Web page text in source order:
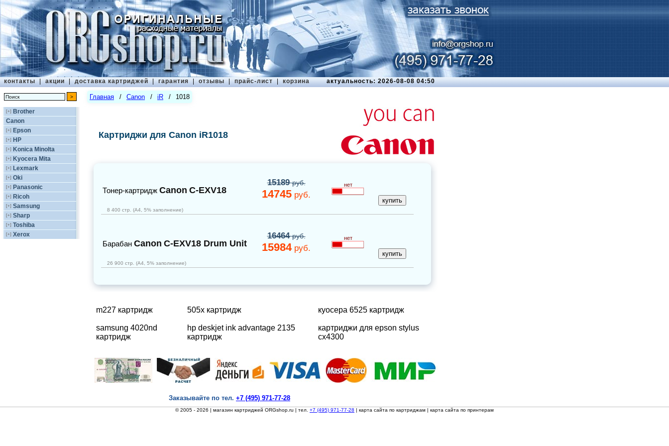
контакты | акции | доставка картриджей | гарантия | отзывы | прайс-лист | корзина актуальность: 2026-08-08 04:50
[+] Brother
Canon
[+] Epson
[+] HP
[+] Konica Minolta
[+] Kyocera Mita
[+] Lexmark
[+] Oki
[+] Panasonic
[+] Ricoh
[+] Samsung
[+] Sharp
[+] Toshiba
[+] Xerox
Главная / Canon / iR / 1018
Картриджи для Canon iR1018
Тонер-картридж Canon C-EXV18
15189руб.
14745 руб.
нет
8 400 стр. (А4, 5% заполнение)
Барабан Canon C-EXV18 Drum Unit
16464руб.
15984руб.
нет
26 900 стр. (А4, 5% заполнение)
m227 картридж 505х картридж куосера 6525 картридж
samsung 4020nd
картридж
hp deskjet ink advantage 2135
картридж
картриджи для epson stylus
cx4300
Заказывайте по тел. +7 (495) 971-77-28
© 2005 - 2026 | магазин картриджей ORGshop.ru | тел. +7 (495) 971-77-28 | карта сайта по картриджам | карта сайта по принтерам